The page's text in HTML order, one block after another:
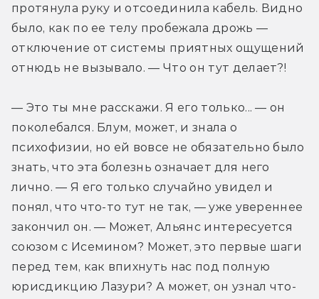
протянула руку и отсоединила кабель. Видно
было, как по ее телу пробежала дрожь —
отключение от системы приятных ощущений
отнюдь не вызывало. — Что он тут делает?!
— Это ты мне расскажи. Я его только... — он
поколебался. Блум, может, и знала о
психофизии, но ей вовсе не обязательно было
знать, что эта болезнь означает для него
лично. — Я его только случайно увидел и
понял, что что-то тут не так, — уже увереннее
закончил он. — Может, Альянс интересуется
союзом с Исемином? Может, это первые шаги
перед тем, как впихнуть нас под полную
юрисдикцию Лазури? А может, он узнал что-